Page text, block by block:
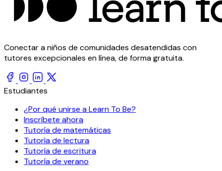
Conectar a niños de comunidades desatendidas con
tutores excepcionales en línea, de forma gratuita.
Estudiantes
¿Por qué unirse a Learn To Be?
Inscríbete ahora
Tutoría de matemáticas
Tutoría de lectura
Tutoría de escritura
Tutoría de verano